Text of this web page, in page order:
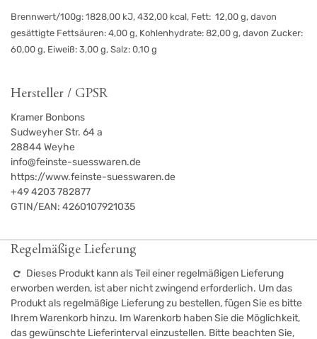
Brennwert/100g: 1828,00 kJ, 432,00 kcal, Fett: 12,00 g, davon
gesättigte Fettsäuren: 4,00 g, Kohlenhydrate: 82,00 g, davon Zucker:
60,00 g, Eiweiß: 3,00 g, Salz: 0,10 g
Hersteller / GPSR
Kramer Bonbons
Sudweyher Str. 64 a
28844 Weyhe
info@feinste-suesswaren.de
https://www.feinste-suesswaren.de
+49 4203 782877
GTIN/EAN: 4260107921035
Regelmäßige Lieferung
Dieses Produkt kann als Teil einer regelmäßigen Lieferung
erworben werden, ist aber nicht zwingend erforderlich. Um das
Produkt als regelmäßige Lieferung zu bestellen, fügen Sie es bitte
Ihrem Warenkorb hinzu. Im Warenkorb haben Sie die Möglichkeit,
das gewünschte Lieferinterval einzustellen. Bitte beachten Sie,